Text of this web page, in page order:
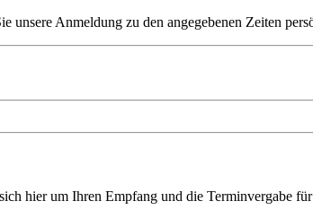
unsere Anmeldung zu den angegebenen Zeiten
hier um Ihren Empfang und die Terminvergabe